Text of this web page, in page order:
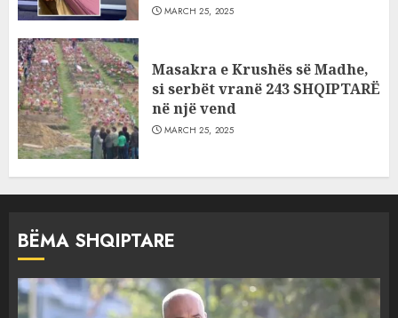
MARCH 25, 2025
Masakra e Krushës së Madhe,
si serbët vranë 243 SHQIPTARË
në një vend
MARCH 25, 2025
BËMA SHQIPTARE